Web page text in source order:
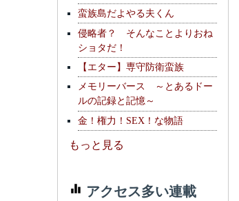
蛮族島だよやる夫くん
侵略者？ そんなことよりおね
ショタだ！
【エター】専守防衛蛮族
メモリーバース ～とあるドー
ルの記録と記憶～
金！権力！SEX！な物語
もっと見る
アクセス多い連載